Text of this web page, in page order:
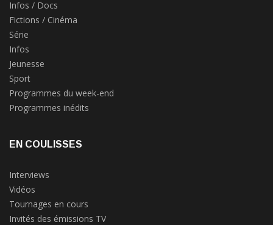
Infos / Docs
Fictions / Cinéma
Série
Infos
Jeunesse
Sport
Programmes du week-end
Programmes inédits
EN COULISSES
Interviews
Vidéos
Tournages en cours
Invités des émissions TV